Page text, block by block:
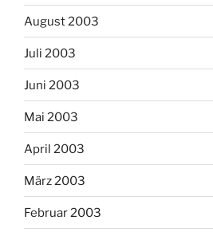
August 2003
Juli 2003
Juni 2003
Mai 2003
April 2003
März 2003
Februar 2003